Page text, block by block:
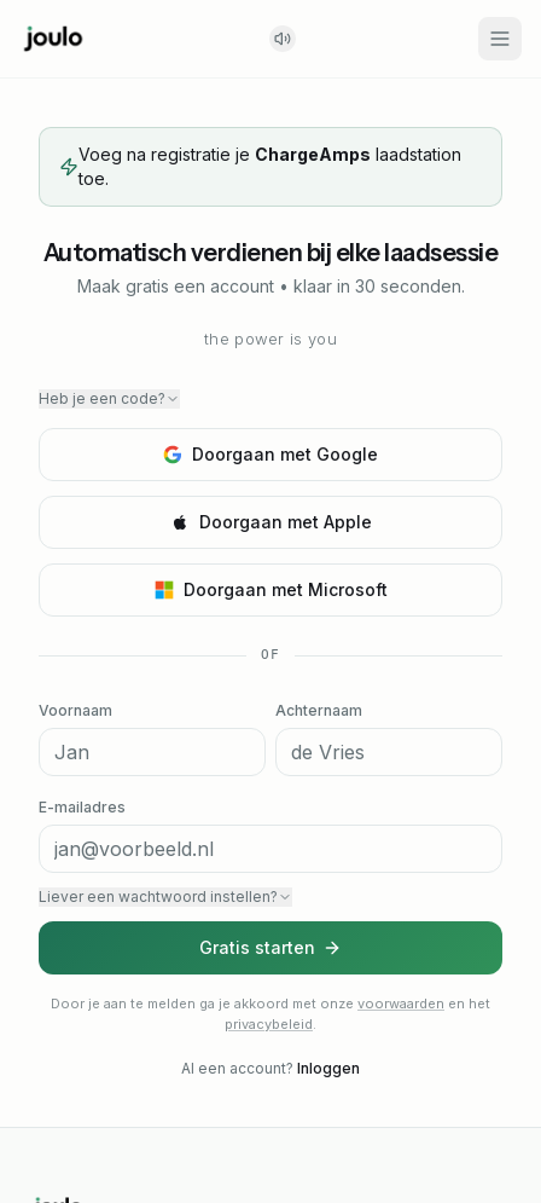
Voeg na registratie je ChargeAmps laadstation
toe.
Automatisch verdienen bij elke laadsessie
Maak gratis een account • klaar in 30 seconden.
the power is you
Heb je een code?
Doorgaan met Google
Doorgaan met Apple
Doorgaan met Microsoft
OF
Voornaam Achternaam
E-mailadres
Liever een wachtwoord instellen?
Gratis starten
Door je aan te melden ga je akkoord met onze voorwaarden en het
privacybeleid.
Al een account? Inloggen